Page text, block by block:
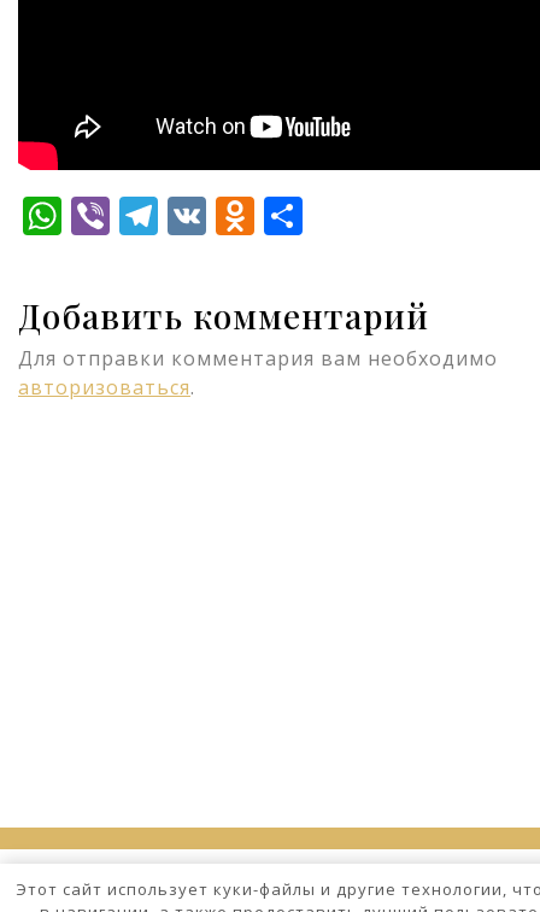
WhatsApp
ViberTelegram
VKOdnoklassniki
Добавить комментарий
Для отправки комментария вам необходимо
авторизоваться.
Этот сайт использует куки-файлы и другие технологии,